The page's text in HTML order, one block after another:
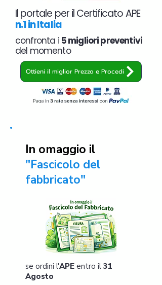
Il portale per il Certificato APE
n.1 in Italia
confronta i 5 migliori preventivi
del momento
Ottieni il miglior Prezzo e Procedi
In omaggio il
"Fascicolo del
fabbricato"
se ordini l'APE entro il 31
Agosto